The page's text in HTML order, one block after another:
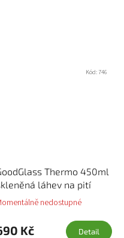
Thermo 450ml
láhev na pití
nedostupné
Kč Detail
Kód: 746